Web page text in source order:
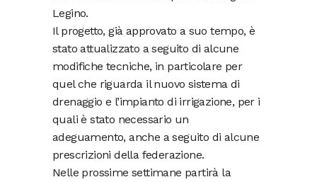
Legino.
Il progetto, già approvato a suo tempo, è
stato attualizzato a seguito di alcune
modifiche tecniche, in particolare per
quel che riguarda il nuovo sistema di
drenaggio e l’impianto di irrigazione, per i
quali è stato necessario un
adeguamento, anche a seguito di alcune
prescrizioni della federazione.
Nelle prossime settimane partirà la